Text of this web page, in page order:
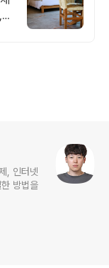
, 인터넷
방법을